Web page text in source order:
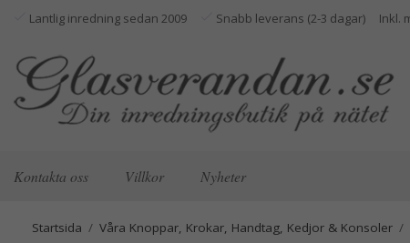
Lantlig inredning sedan 2009 Snabb leverans (2-3 dagar)
Kontakta oss Villkor Nyheter
Startsida / Våra Knoppar, Krokar, Handtag, Kedjor & Konsoler /